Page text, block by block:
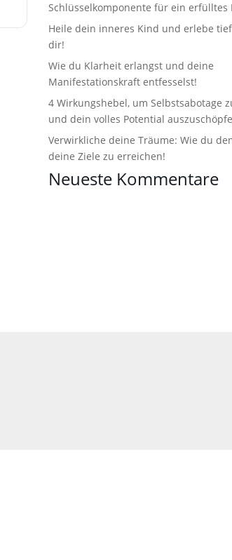
Schlüsselkomponente für ein erfülltes
Heile dein inneres Kind und erlebe
dir!
Wie du Klarheit erlangst und deine
Manifestationskraft entfesselst!
4 Wirkungshebel, um Selbstsabotage
und dein volles Potential
Verwirkliche deine Träume: Wie du
deine Ziele zu erreichen!
Neueste Kommentare